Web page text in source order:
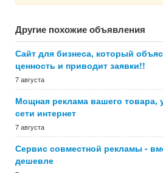
Другие похожие объявления
Сайт для бизнеса, который
ценность и приводит заявки!!
7 августа
Мощная реклама вашего товара,
сети интернет
7 августа
Сервис совместной рекламы -
дешевле